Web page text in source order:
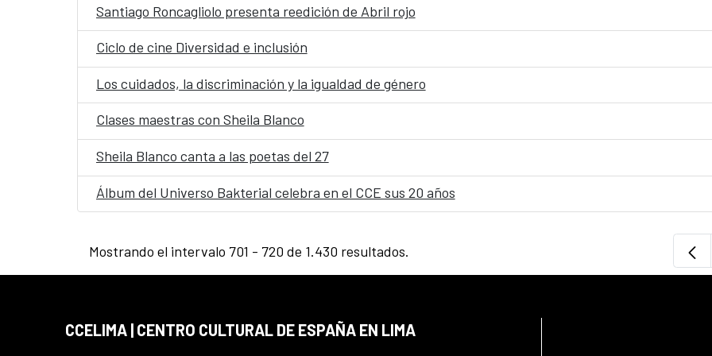
Santiago Roncagliolo presenta reedición de Abril rojo
Ciclo de cine Diversidad e inclusión
Los cuidados, la discriminación y la igualdad de género
Clases maestras con Sheila Blanco
Sheila Blanco canta a las poetas del 27
Álbum del Universo Bakterial celebra en el CCE sus 20 años
Mostrando el intervalo 701 - 720 de 1.430 resultados.
CCELIMA | CENTRO CULTURAL DE ESPAÑA EN LIMA